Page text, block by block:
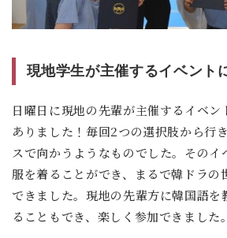
現地学生が主催するイベント
日曜日に現地の先輩が主催するイベン
ありました！毎回2つの選択肢から行
スで向かうようなものでした。そのイ
服を着ることができ、まるで韓ドラの
できました。現地の先輩方に韓国語を
ることもでき、楽しく参加できました。